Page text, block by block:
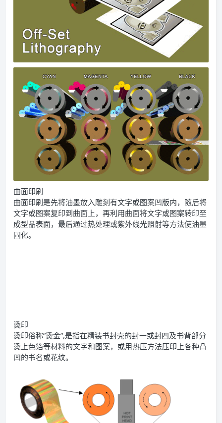
曲面印刷
曲面印刷是先将油墨放入雕刻有文字或图案凹版内，随后将
文字或图案复印到曲面上，再利用曲面将文字或图案转印至
成型品表面，最后通过热处理或紫外线光照射等方法使油墨
固化。
烫印
烫印俗称”烫金”,是指在精装书封壳的封一或封四及书背部分
烫上色箔等材料的文字和图案，或用热压方法压印上各种凸
凹的书名或花纹。